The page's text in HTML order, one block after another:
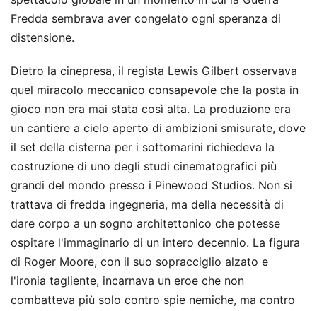
Fredda sembrava aver congelato ogni speranza di
distensione.
Dietro la cinepresa, il regista Lewis Gilbert osservava
quel miracolo meccanico consapevole che la posta in
gioco non era mai stata così alta. La produzione era
un cantiere a cielo aperto di ambizioni smisurate, dove
il set della cisterna per i sottomarini richiedeva la
costruzione di uno degli studi cinematografici più
grandi del mondo presso i Pinewood Studios. Non si
trattava di fredda ingegneria, ma della necessità di
dare corpo a un sogno architettonico che potesse
ospitare l'immaginario di un intero decennio. La figura
di Roger Moore, con il suo sopracciglio alzato e
l'ironia tagliente, incarnava un eroe che non
combatteva più solo contro spie nemiche, ma contro